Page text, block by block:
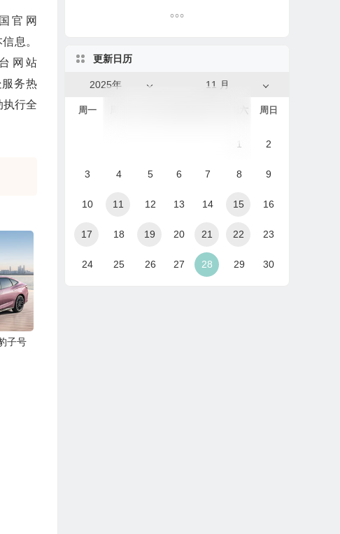
官网
息。
网站
务热
执行全
子号
更新日历
11 月
2025年
周一 周六 周日
1 2
3 4 5 6 7 8 9
10 11 12 13 14 15 16
17 18 19 20 21 22 23
24 25 26 27 28 29 30